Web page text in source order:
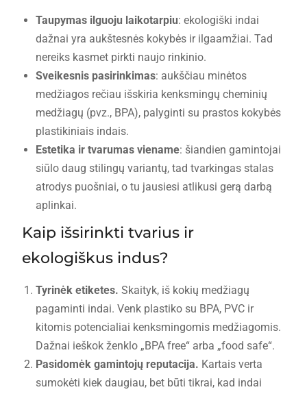
Taupymas ilguoju laikotarpiu: ekologiški indai
dažnai yra aukštesnės kokybės ir ilgaamžiai. Tad
nereiks kasmet pirkti naujo rinkinio.
Sveikesnis pasirinkimas: aukščiau minėtos
medžiagos rečiau išskiria kenksmingų cheminių
medžiagų (pvz., BPA), palyginti su prastos kokybės
plastikiniais indais.
Estetika ir tvarumas viename: šiandien gamintojai
siūlo daug stilingų variantų, tad tvarkingas stalas
atrodys puošniai, o tu jausiesi atlikusi gerą darbą
aplinkai.
Kaip išsirinkti tvarius ir
ekologiškus indus?
Tyrinėk etiketes. Skaityk, iš kokių medžiagų
pagaminti indai. Venk plastiko su BPA, PVC ir
kitomis potencialiai kenksmingomis medžiagomis.
Dažnai ieškok ženklo „BPA free“ arba „food safe“.
Pasidomėk gamintojų reputacija. Kartais verta
sumokėti kiek daugiau, bet būti tikrai, kad indai